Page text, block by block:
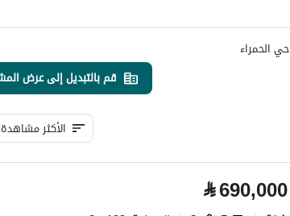
حي الحمراء
قم بالتبديل إلى عرض
الأكثر مشاهدة
⃁690,000